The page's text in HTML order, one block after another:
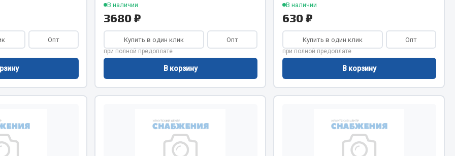
Показать ещё
Весь раздел
Коробка передач ZF
Показать ещё
Урал Запчасти ЯМЗ
Двигатель
Система питания
Система выпуска газа
Запчасти HOWO
Тормозная система
Опт
В наличии
3680 ₽
Купить в один клик Опт
при полной предоплате
В корзину
В наличии
630 ₽
Купить в один клик Опт
при полной предоплате
В корзину